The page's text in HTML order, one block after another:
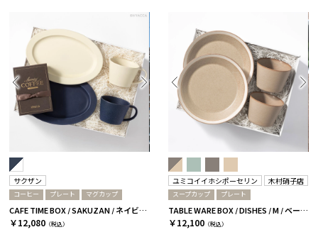
サクザン
コーヒー プレート マグカップ
CAFE TIME BOX / SAKUZAN / ネイビー＆ホワイト
￥12,080 （税込）
ユミコイイホシポーセリン 木村硝子店
スープカップ プレート
TABLE WARE BOX / DISHES / M / ベージュ［イイホシユミコ×木村硝子店］
￥12,100 （税込）